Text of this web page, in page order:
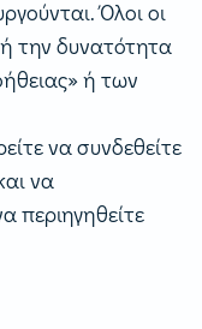
Όλοι οι
την δυνατότητα
ή των
να συνδεθείτε
να
περιηγηθείτε